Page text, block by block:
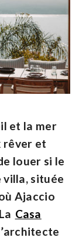
et la mer
rêver et
louer si le
située
Ajaccio
Casa